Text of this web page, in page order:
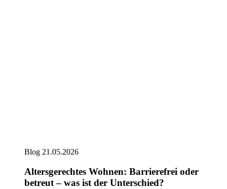
Blog 21.05.2026
Altersgerechtes Wohnen: Barrierefrei oder
betreut – was ist der Unterschied?